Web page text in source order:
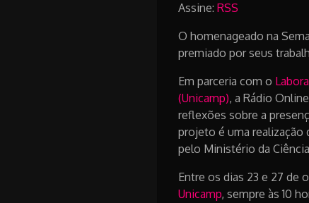
Assine: RSS
O homenageado na
premiado por seus
Em parceria com o
(Unicamp), a Rádio
reflexões sobre a
projeto é uma realização
pelo Ministério da
Entre os dias 23 e 27 de
Unicamp, sempre às 10